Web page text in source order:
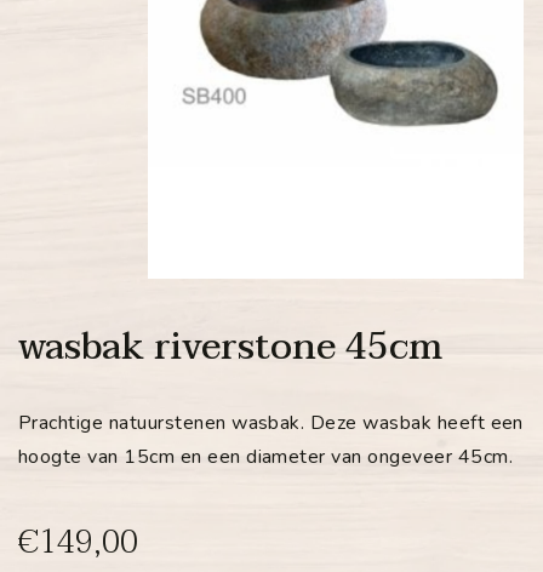
wasbak riverstone 45cm
Prachtige natuurstenen wasbak. Deze wasbak heeft een
hoogte van 15cm en een diameter van ongeveer 45cm.
€149,00